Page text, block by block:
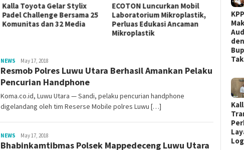
Kalla Toyota Gelar Stylix
Padel Challenge Bersama 25
Komunitas dan 32 Media
ECOTON Luncurkan Mobil
Laboratorium Mikroplastik,
Perluas Edukasi Ancaman
Mikroplastik
NEWS admin
May 17, 2018
Resmob Polres Luwu Utara Berhasil Amankan Pelaku
Pencurian Handphone
Koma.co.id, Luwu Utara — Sandi, pelaku pencurian handphone
digelandang oleh tim Reserse Mobile polres Luwu […]
NEWS admin
May 17, 2018
Bhabinkamtibmas Polsek Mappedeceng Luwu Utara